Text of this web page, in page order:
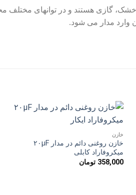
خشک، گازی هستند و در توانهای
وارد مدار می شود.
خازن
خازن روغنی دائم در مدار ۲۰µF
میکروفاراد کابلی
358,000 تومان